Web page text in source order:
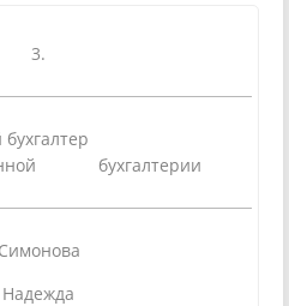
3.
бухгалтер
бухгалтерии
Симонова
Надежда